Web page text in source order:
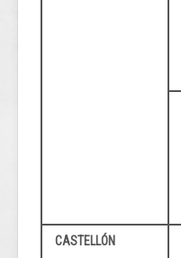
CASTELLÓN